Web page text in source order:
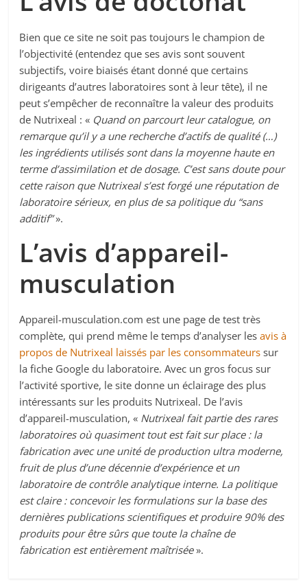
Bien que ce site ne soit pas toujours le champion de
l’objectivité (entendez que ses avis sont souvent
subjectifs, voire biaisés étant donné que certains
dirigeants d’autres laboratoires sont à leur tête), il ne
peut s’empêcher de reconnaître la valeur des produits
de Nutrixeal : « Quand on parcourt leur catalogue, on
remarque qu’il y a une recherche d’actifs de qualité (…)
les ingrédients utilisés sont dans la moyenne haute en
terme d’assimilation et de dosage. C’est sans doute pour
cette raison que Nutrixeal s’est forgé une réputation de
laboratoire sérieux, en plus de sa politique du “sans
additif”».
L’avis d’appareil-
musculation
Appareil-musculation.com est une page de test très
complète, qui prend même le temps d’analyser lesavis à
propos de Nutrixeal laissés par les consommateurs sur
la fiche Google du laboratoire. Avec un gros focus sur
l’activité sportive, le site donne un éclairage des plus
intéressants sur les produits Nutrixeal. De l’avis
d’appareil-musculation, « Nutrixeal fait partie des rares
laboratoires où quasiment tout est fait sur place : la
fabrication avec une unité de production ultra moderne,
fruit de plus d’une décennie d’expérience et un
laboratoire de contrôle analytique interne. La politique
est claire : concevoir les formulations sur la base des
dernières publications scientifiques et produire 90% des
produits pour être sûrs que toute la chaîne de
fabrication est entièrement maîtrisée».